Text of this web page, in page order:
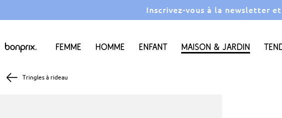
Inscrivez-vous à la newsletter
Femme Homme Enfant Maison & Jardin
Tringles à rideau